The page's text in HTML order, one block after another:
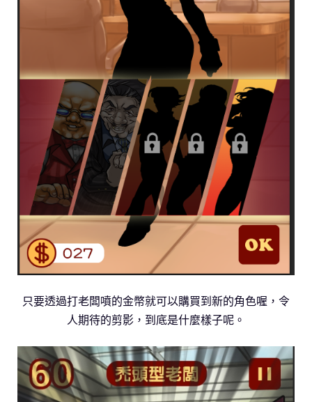
只要透過打老闆噴的金幣就可以購買到新的角色喔，令
人期待的剪影，到底是什麼樣子呢。